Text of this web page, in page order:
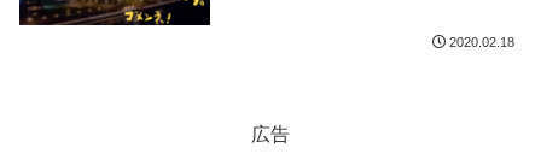
2020.02.18
広告